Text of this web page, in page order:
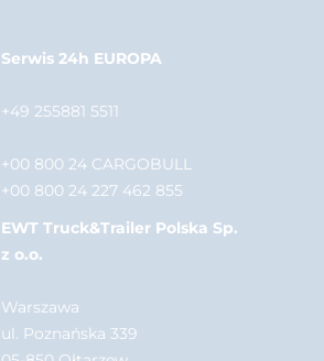
Serwis 24h EUROPA
+49 255881 5511
+00 800 24 CARGOBULL
+00 800 24 227 462 855
EWT Truck&Trailer Polska Sp.
z o.o.
Warszawa
ul. Poznańska 339